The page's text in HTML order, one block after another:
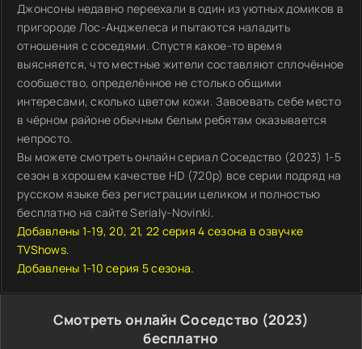
Джонсоны недавно переехали в один из уютных домиков в
пригороде Лос-Анджелеса и пытаются наладить
отношения с соседями. Спустя какое-то время
выясняется, что местные жители составляют сплочённое
сообщество, определённое не столько общими
интересами, сколько цветом кожи. Завоевать себе место
в чёрном районе обычным белым ребятам оказывается
непросто.
Вы можете смотреть онлайн сериал Соседство (2023) 1-5
сезон в хорошем качестве HD (720p) все серии подряд на
русском языке без регистрации целиком и полностью
бесплатно на сайте Serialy-Novinki.
Добавлены 1-19, 20, 21, 22 серия 4 сезона в озвучке
TVShows.
Добавлены 1-10 серия 5 сезона.
Смотреть онлайн Соседство (2023)
бесплатно